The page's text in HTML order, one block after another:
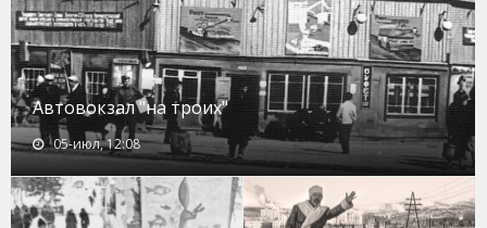
Автовокзал "на троих"
05-июл, 12:08